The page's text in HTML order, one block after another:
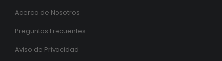
Acerca de Nosotros
Preguntas Frecuentes
Aviso de Privacidad